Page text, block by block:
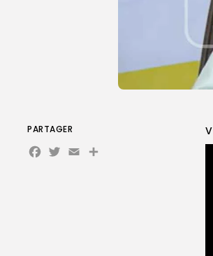
PARTAGER
Facebook
Twitter
Email